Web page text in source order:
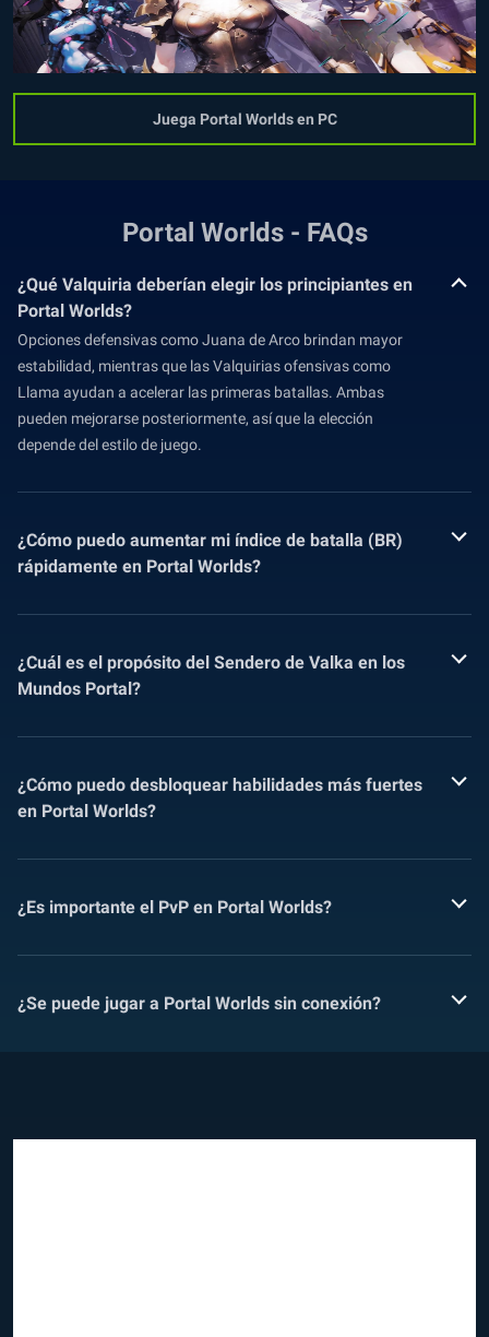
Juega Portal Worlds en PC
Portal Worlds - FAQs
¿Qué Valquiria deberían elegir los principiantes en
Portal Worlds?
Opciones defensivas como Juana de Arco brindan mayor
estabilidad, mientras que las Valquirias ofensivas como
Llama ayudan a acelerar las primeras batallas. Ambas
pueden mejorarse posteriormente, así que la elección
depende del estilo de juego.
¿Cómo puedo aumentar mi índice de batalla (BR)
rápidamente en Portal Worlds?
¿Cuál es el propósito del Sendero de Valka en los
Mundos Portal?
¿Cómo puedo desbloquear habilidades más fuertes
en Portal Worlds?
¿Es importante el PvP en Portal Worlds?
¿Se puede jugar a Portal Worlds sin conexión?